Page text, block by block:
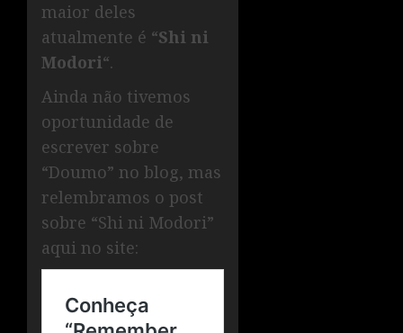
maior deles
atualmente é “Shi ni
Modori“.
Ainda não tivemos
oportunidade de
escrever sobre
“Doumo” no blog, mas
relembramos o post
sobre “Shi ni Modori”
aqui no site: